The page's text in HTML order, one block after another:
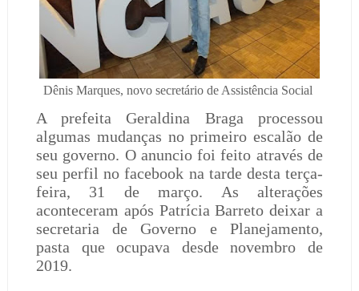
Dênis Marques, novo secretário de Assistência Social
A prefeita Geraldina Braga processou
algumas mudanças no primeiro escalão de
seu governo. O anuncio foi feito através de
seu perfil no facebook na tarde desta terça-
feira, 31 de março. As alterações
aconteceram após Patrícia Barreto deixar a
secretaria de Governo e Planejamento,
pasta que ocupava desde novembro de
2019.